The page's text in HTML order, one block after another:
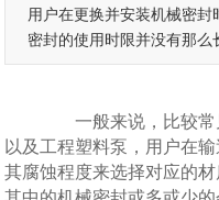
用户在更换并安装机械密
密封的使用时限并没有那么
一般来说，比较常
以及工程塑料泵，用户在
其腐蚀程度来选择对应的